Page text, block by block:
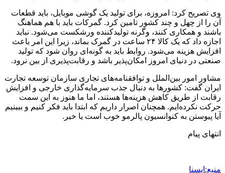
وی تصریح کرد: امروزه، برای تولید یک گوشی موبایل، باید قطعات
آن را از چهل و چند کشور تامین کرد. گمرکات باید با هم هماهنگ
باشند و همکاری کنند، وگرنه تولیدکننده ورشکست می‌شود. نباید
اجازه داد که یک کالا ۲۴ ساعت در گمرک بماند، زیرا این امر باعث
افزایش هزینه می‌شود. روابط باید به گونه‌ای روان شود که تولید
صنعتی در دنیای امروز امکان‌پذیر باشد و رقابت‌پذیری از بین نرود.
مشاور امور بین‌الملل و توافقنامه‌های تجاری سازمان توسعه تجارت
ایران گفت: کشورها به دنبال جذب سرمایه‌گذاری خارجی و افزایش
رقابت از طریق کاهش هزینه‌ها هستند، اما ما هنوز به این سمت
حرکت نکرده‌ایم. همچنان اصرار داریم که ابتدا باید فکر کنیم و ببینیم
آیا پیوستن به کنوانسیون پالرمو خوب است یا خیر.
انتهای پیام
منبع:ایسنا